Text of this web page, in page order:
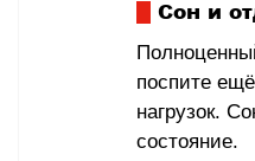
Сон и
поспите
нагрузок.
состояние.